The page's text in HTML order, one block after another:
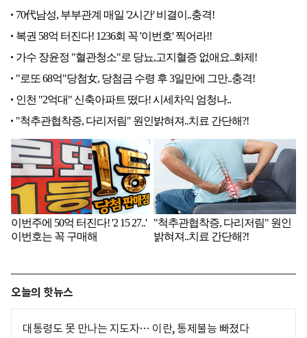
오늘의 핫뉴스
대통령도 못 만나는 지도자… 이란, 통제불능 빠졌다